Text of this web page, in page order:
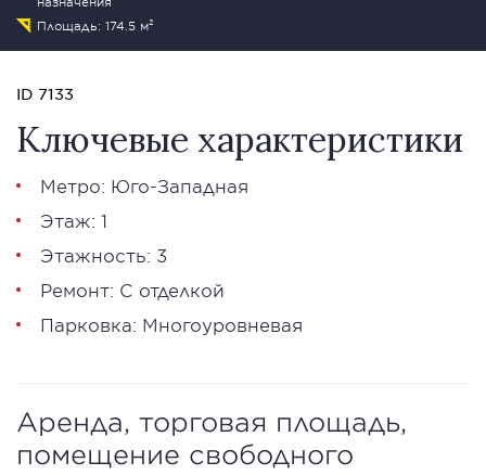
Площадь: 174.5 м²
ID 7133
Ключевые характеристики
Метро: Юго-Западная
Этаж: 1
Этажность: 3
Ремонт: С отделкой
Парковка: Многоуровневая
Аренда, торговая площадь,
помещение свободного